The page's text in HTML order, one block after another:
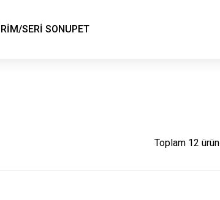
SERİ SONUPET
Toplam 12 ürün